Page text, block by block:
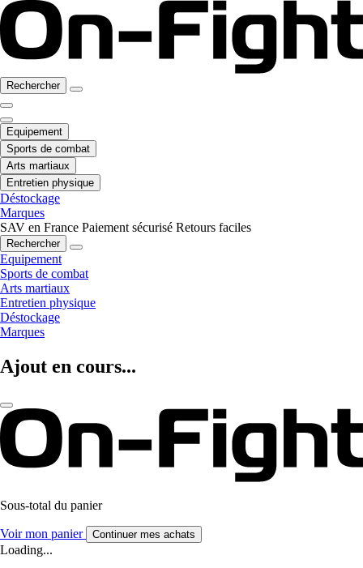
Rechercher
Equipement
Sports de combat
Arts martiaux
Entretien physique
Déstockage
Marques
SAV en France Paiement sécurisé Retours faciles
Rechercher
Equipement
Sports de combat
Arts martiaux
Entretien physique
Déstockage
Marques
Ajout en cours...
Sous-total du panier
Voir mon panier Continuer mes achats
Loading...